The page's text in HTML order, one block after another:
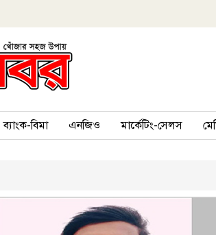
ব্যাংক-বিমা এনজিও মার্কেটিং-সেলস